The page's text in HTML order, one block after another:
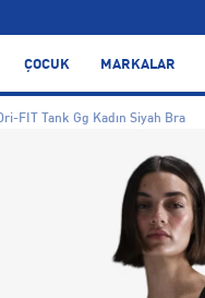
ÇOCUK MARKALAR
FIT Tank Gg Kadın Siyah Bra